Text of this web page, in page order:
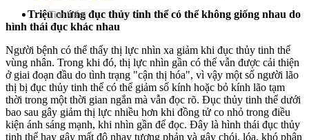
Triệu chứng đục thủy tinh thể có thể không giống nhau do
hình thái đục khác nhau
Người bệnh có thể thấy thị lực nhìn xa giảm khi đục thủy tinh thể
vùng nhân. Trong khi đó, thị lực nhìn gần có thể vẫn được cải thiện
ở giai đoạn đầu do tình trạng "cận thị hóa", vì vậy một số người lão
thị bị đục thủy tinh thể có thể giảm số kính hoặc bỏ kính lão tạm
thời trong một thời gian ngắn mà vẫn đọc rõ. Đục thủy tinh thể dưới
bao sau gây giảm thị lực nhiều hơn khi đồng tử co nhỏ trong điều
kiện ánh sáng mạnh, khi nhìn gần để đọc. Đây là hình thái đục thủy
tinh thể hay gây mất độ nhạy tương phản và gây chói, lóa, khó phân